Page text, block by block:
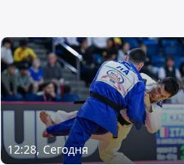
12:28, Сегодня